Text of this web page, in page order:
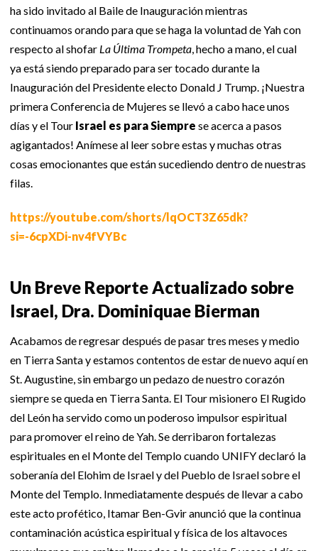
ha sido invitado al Baile de Inauguración mientras
continuamos orando para que se haga la voluntad de Yah con
respecto al shofar La Última Trompeta , hecho a mano, el cual
ya está siendo preparado para ser tocado durante la
Inauguración del Presidente electo Donald J Trump. ¡Nuestra
primera Conferencia de Mujeres se llevó a cabo hace unos
días y el Tour Israel es para Siempre se acerca a pasos
agigantados! Anímese al leer sobre estas y muchas otras
cosas emocionantes que están sucediendo dentro de nuestras
filas.
https://youtube.com/shorts/lqOCT3Z65dk?
si=-6cpXDi-nv4fVYBc
Un Breve Reporte Actualizado sobre
Israel, Dra. Dominiquae Bierman
Acabamos de regresar después de pasar tres meses y medio
en Tierra Santa y estamos contentos de estar de nuevo aquí en
St. Augustine, sin embargo un pedazo de nuestro corazón
siempre se queda en Tierra Santa. El Tour misionero El Rugido
del León ha servido como un poderoso impulsor espiritual
para promover el reino de Yah. Se derribaron fortalezas
espirituales en el Monte del Templo cuando UNIFY declaró la
soberanía del Elohim de Israel y del Pueblo de Israel sobre el
Monte del Templo. Inmediatamente después de llevar a cabo
este acto profético, Itamar Ben-Gvir anunció que la continua
contaminación acústica espiritual y física de los altavoces